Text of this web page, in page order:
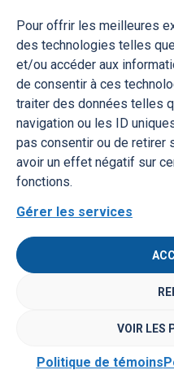
Pour offrir les meilleures
des technologies telles
et/ou accéder aux
de consentir à ces
traiter des données telles
navigation ou les ID
pas consentir ou de retirer
avoir un effet négatif sur
fonctions.
Gérer les services
VOIR LES
Politique de témoins
Cœur historique du
Fleuve Saint-Laurent
Rivière des Outaouais
Accessibilité
@